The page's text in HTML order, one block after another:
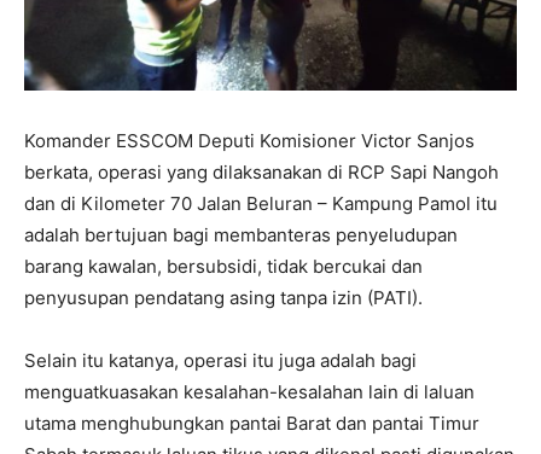
Komander ESSCOM Deputi Komisioner Victor Sanjos
berkata, operasi yang dilaksanakan di RCP Sapi Nangoh
dan di Kilometer 70 Jalan Beluran – Kampung Pamol itu
adalah bertujuan bagi membanteras penyeludupan
barang kawalan, bersubsidi, tidak bercukai dan
penyusupan pendatang asing tanpa izin (PATI).
Selain itu katanya, operasi itu juga adalah bagi
menguatkuasakan kesalahan-kesalahan lain di laluan
utama menghubungkan pantai Barat dan pantai Timur